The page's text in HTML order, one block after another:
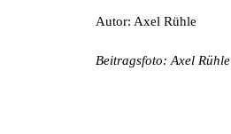
Autor: Axel Rühle
Beitragsfoto: Axel Rühle